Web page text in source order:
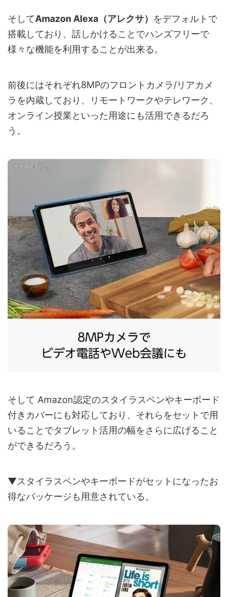
そしてAmazon Alexa（アレクサ） をデフォルトで
搭載しており、話しかけることでハンズフリーで
様々な機能を利用することが出来る。
前後にはそれぞれ8MPのフロントカメラ/リアカメ
ラを内蔵しており、リモートワークやテレワーク、
オンライン授業といった用途にも活用できるだろ
う。
そして Amazon認定のスタイラスペンやキーボード
付きカバーにも対応しており、それらをセットで用
いることでタブレット活用の幅をさらに広げること
ができるだろう。
▼スタイラスペンやキーボードがセットになったお
得なパッケージも用意されている。